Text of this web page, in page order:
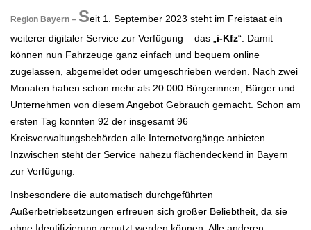
Region Bayern – Seit 1. September 2023 steht im Freistaat ein
weiterer digitaler Service zur Verfügung – das „ i-Kfz“. Damit
können nun Fahrzeuge ganz einfach und bequem online
zugelassen, abgemeldet oder umgeschrieben werden. Nach zwei
Monaten haben schon mehr als 20.000 Bürgerinnen, Bürger und
Unternehmen von diesem Angebot Gebrauch gemacht. Schon am
ersten Tag konnten 92 der insgesamt 96
Kreisverwaltungsbehörden alle Internetvorgänge anbieten.
Inzwischen steht der Service nahezu flächendeckend in Bayern
zur Verfügung.
Insbesondere die automatisch durchgeführten
Außerbetriebsetzungen erfreuen sich großer Beliebtheit, da sie